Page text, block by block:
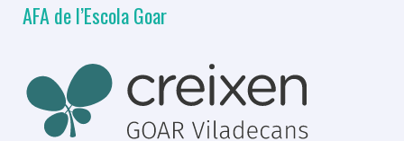
AFA de l’Escola Goar